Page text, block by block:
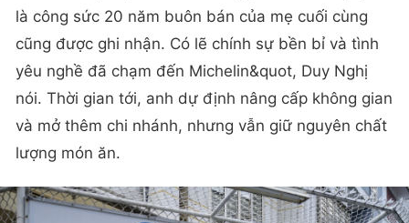
là công sức 20 năm buôn bán của mẹ cuối cùng
cũng được ghi nhận. Có lẽ chính sự bền bỉ và tình
yêu nghề đã chạm đến Michelin&quot, Duy Nghị
nói. Thời gian tới, anh dự định nâng cấp không gian
và mở thêm chi nhánh, nhưng vẫn giữ nguyên chất
lượng món ăn.